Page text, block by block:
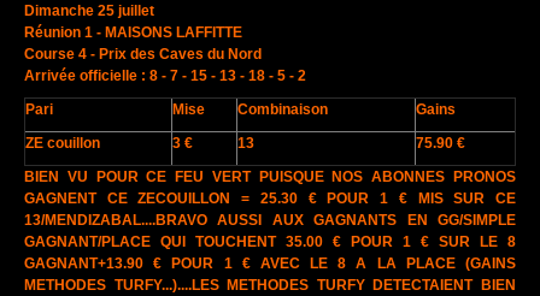
Dimanche 25 juillet
Réunion 1 - MAISONS LAFFITTE
Course 4 - Prix des Caves du Nord
Arrivée officielle : 8 - 7 - 15 - 13 - 18 - 5 - 2
Pari
Mise Combinaison
Gains
ZE couillon
3 € 13
75.90 €
BIEN VU POUR CE FEU VERT PUISQUE NOS ABONNES PRONOS
GAGNENT CE ZECOUILLON = 25.30 € POUR 1 € MIS SUR CE
13/MENDIZABAL....BRAVO AUSSI AUX GAGNANTS EN GG/SIMPLE
GAGNANT/PLACE QUI TOUCHENT 35.00 € POUR 1 € SUR LE 8
GAGNANT+13.90 € POUR 1 € AVEC LE 8 A LA PLACE (GAINS
METHODES TURFY...)....LES METHODES TURFY DETECTAIENT BIEN